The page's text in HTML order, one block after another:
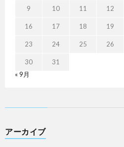
9 10 11 12
16 17 18 19
23 24 25 26
30
31
« 9月
アーカイブ